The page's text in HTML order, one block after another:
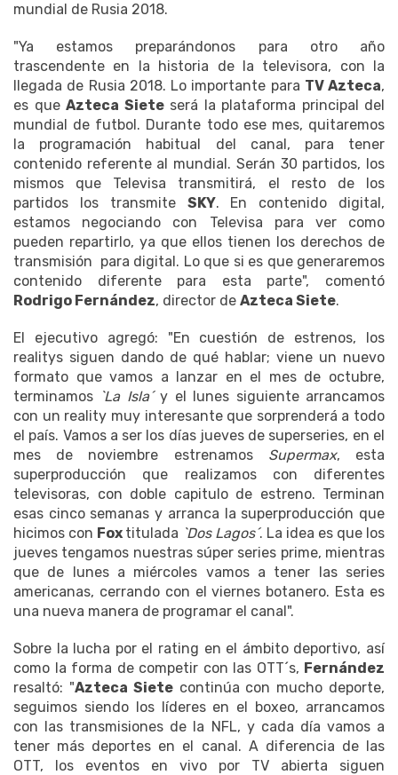
mundial de Rusia 2018.
"Ya estamos preparándonos para otro año
trascendente en la historia de la televisora, con la
llegada de Rusia 2018. Lo importante para TV Azteca,
es que Azteca Sieteserá la plataforma principal del
mundial de futbol. Durante todo ese mes, quitaremos
la programación habitual del canal, para tener
contenido referente al mundial. Serán 30 partidos, los
mismos que Televisa transmitirá, el resto de los
partidos los transmite SKY. En contenido digital,
estamos negociando con Televisa para ver como
pueden repartirlo, ya que ellos tienen los derechos de
transmisión para digital. Lo que si es que generaremos
contenido diferente para esta parte", comentó
Rodrigo Fernández, director de Azteca Siete.
El ejecutivo agregó: "En cuestión de estrenos, los
realitys siguen dando de qué hablar; viene un nuevo
formato que vamos a lanzar en el mes de octubre,
terminamos `La Isla´y el lunes siguiente arrancamos
con un reality muy interesante que sorprenderá a todo
el país. Vamos a ser los días jueves de superseries, en el
mes de noviembre estrenamos Supermax, esta
superproducción que realizamos con diferentes
televisoras, con doble capitulo de estreno. Terminan
esas cinco semanas y arranca la superproducción que
hicimos con Fox titulada `Dos Lagos´. La idea es que los
jueves tengamos nuestras súper series prime, mientras
que de lunes a miércoles vamos a tener las series
americanas, cerrando con el viernes botanero. Esta es
una nueva manera de programar el canal".
Sobre la lucha por el rating en el ámbito deportivo, así
como la forma de competir con las OTT´s, Fernández
resaltó: "Azteca Sietecontinúa con mucho deporte,
seguimos siendo los líderes en el boxeo, arrancamos
con las transmisiones de la NFL, y cada día vamos a
tener más deportes en el canal. A diferencia de las
OTT, los eventos en vivo por TV abierta siguen